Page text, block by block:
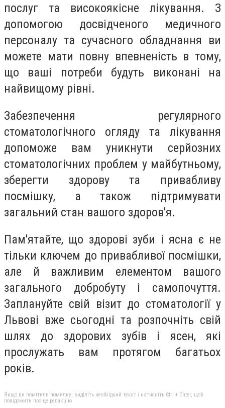
послуг та високоякісне лікування. З
допомогою досвідченого медичного
персоналу та сучасного обладнання ви
можете мати повну впевненість в тому,
що ваші потреби будуть виконані на
найвищому рівні.
Забезпечення регулярного
стоматологічного огляду та лікування
допоможе вам уникнути серйозних
стоматологічних проблем у майбутньому,
зберегти здорову та привабливу
посмішку, а також підтримувати
загальний стан вашого здоров'я.
Пам'ятайте, що здорові зуби і ясна є не
тільки ключем до привабливої посмішки,
але й важливим елементом вашого
загального добробуту і самопочуття.
Заплануйте свій візит до стоматології у
Львові вже сьогодні та розпочніть свій
шлях до здорових зубів і ясен, які
прослужать вам протягом багатьох
років.
Якщо ви помітили помилку, виділіть необхідний текст і натисніть Ctrl + Enter, щоб
повідомити про це редакцію